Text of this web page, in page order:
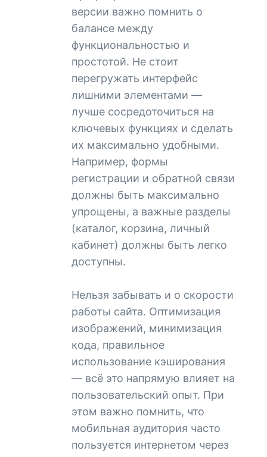
версии важно помнить о
балансе между
функциональностью и
простотой. Не стоит
перегружать интерфейс
лишними элементами —
лучше сосредоточиться на
ключевых функциях и сделать
их максимально удобными.
Например, формы
регистрации и обратной связи
должны быть максимально
упрощены, а важные разделы
(каталог, корзина, личный
кабинет) должны быть легко
доступны.
Нельзя забывать и о скорости
работы сайта. Оптимизация
изображений, минимизация
кода, правильное
использование кэширования
— всё это напрямую влияет на
пользовательский опыт. При
этом важно помнить, что
мобильная аудитория часто
пользуется интернетом через